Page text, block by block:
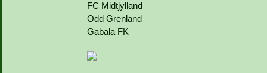
FC Midtjylland
Odd Grenland
Gabala FK